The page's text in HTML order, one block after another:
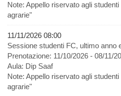
Note: Appello riservato agli
agrarie"
11/11/2026 08:00
Sessione studenti FC, ultimo anno
Prenotazione: 11/10/2026 - 08/11/
Aula: Dip Saaf
Note: Appello riservato agli
agrarie"